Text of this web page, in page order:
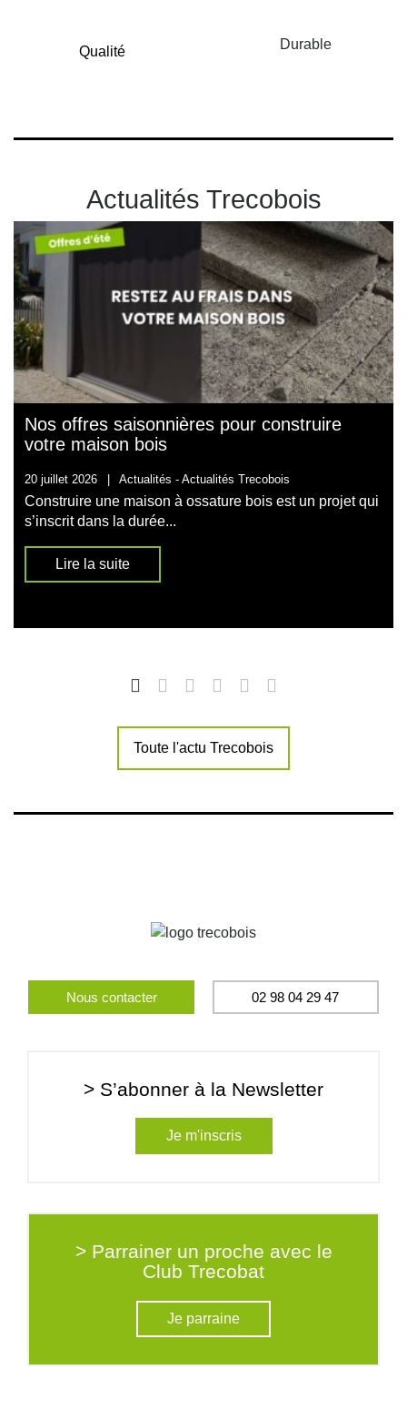
Qualité Durable
Actualités Trecobois
Nos offres saisonnières pour construire
votre maison bois
20 juillet 2026 | Actualités - Actualités Trecobois
Construire une maison à ossature bois est un projet qui
s’inscrit dans la durée...
Lire la suite
Toute l'actu Trecobois
Nous contacter 02 98 04 29 47
> S’abonner à la Newsletter
Je m'inscris
> Parrainer un proche avec le
Club Trecobat
Je parraine